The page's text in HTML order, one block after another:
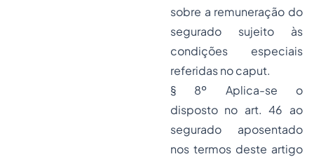
sobre a remuneração do
segurado sujeito às
condições especiais
referidas no caput.
§ 8º Aplica-se o
disposto no art. 46 ao
segurado aposentado
nos termos deste artigo